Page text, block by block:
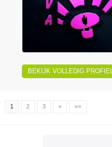
BEKIJK VOLLEDIG PROFIEL
1 2 3 » »»